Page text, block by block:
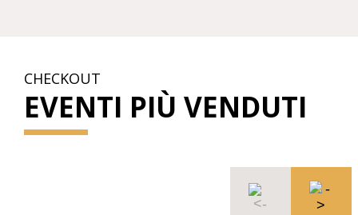
CHECKOUT
EVENTI PIÙ VENDUTI